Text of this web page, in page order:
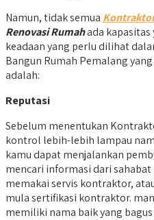
Namun, tidak semua
Renovasi Rumahada kapasitas
keadaan yang perlu dilihat
Bangun Rumah Pemalang
adalah:
Reputasi
Sebelum menentukan
kontrol lebih-lebih lampau
kamu dapat menjalankan
mencari informasi dari
memakai servis kontraktor,
mula sertifikasi kontraktor.
memiliki nama baik yang